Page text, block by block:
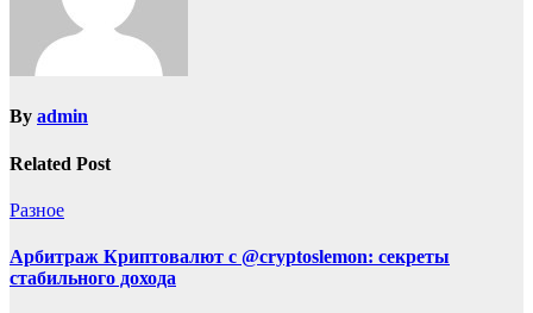
By admin
Related Post
Разное
Арбитраж Криптовалют с @cryptoslemon: секреты
стабильного дохода